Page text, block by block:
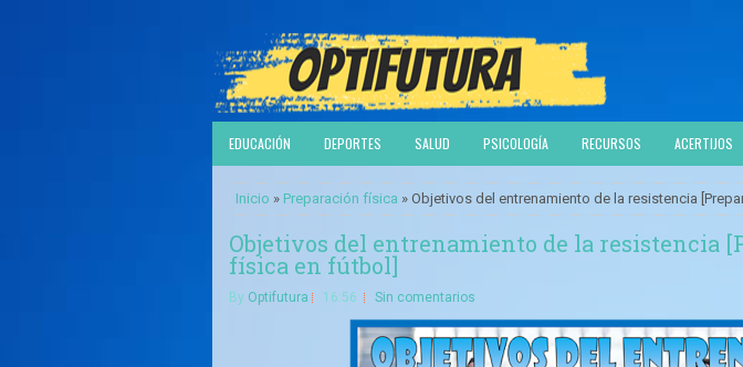
EDUCACIÓN DEPORTES SALUD PSICOLOGÍA RECURSOS ACERTIJOS
Inicio » Preparación física » Objetivos del entrenamiento de la resistencia
Objetivos del entrenamiento de la resistencia
física en fútbol]
By Optifutura 16:56 Sin comentarios